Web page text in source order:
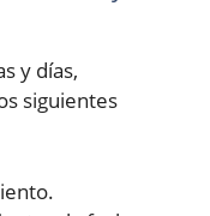
y días,
siguientes